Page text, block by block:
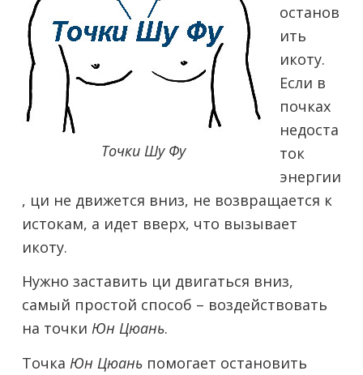
Точки Шу Фу
останов
ить
икоту.
Если в
почках
недоста
ток
энергии
, ци не движется вниз, не возвращается к
истокам, а идет вверх, что вызывает
икоту.
Нужно заставить ци двигаться вниз,
самый простой способ – воздействовать
на точки Юн Цюань.
Точка Юн Цюань помогает остановить